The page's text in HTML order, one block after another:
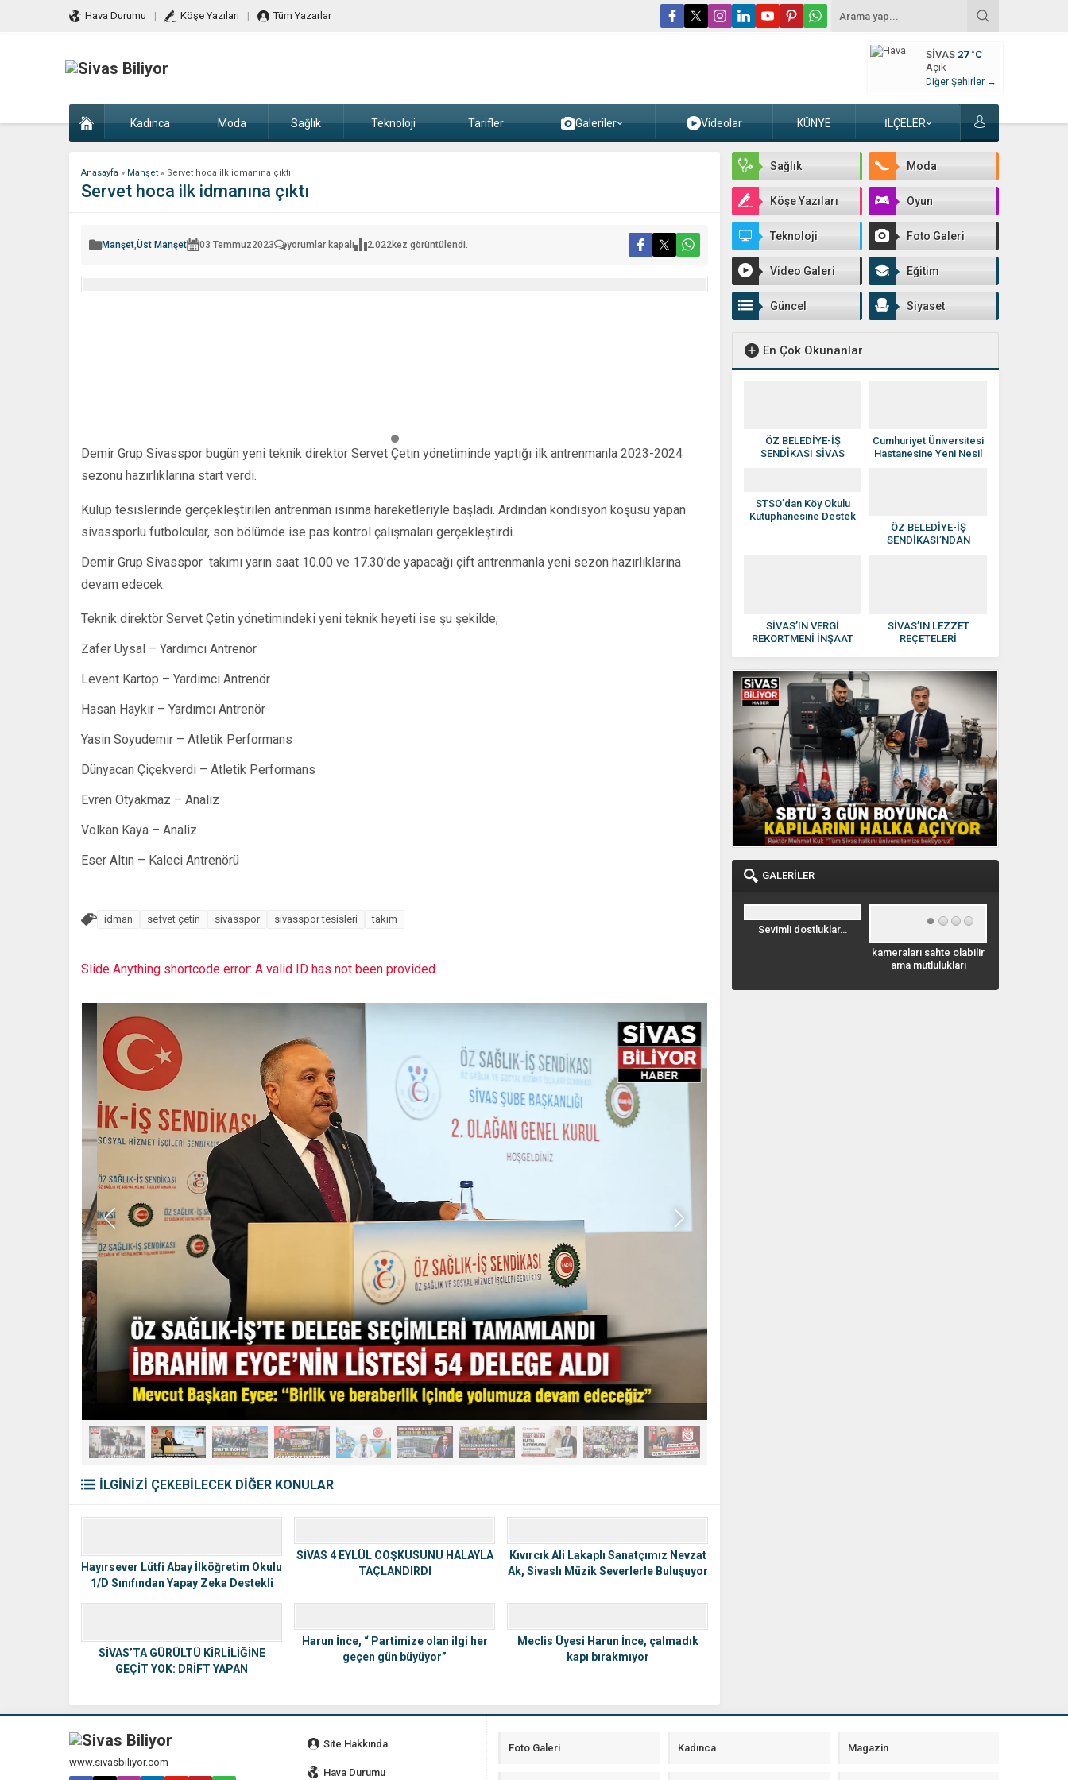
Hava Durumu Köşe Yazıları Tüm Yazarlar
SIVAS 27 °C
Açık
Diğer Şehirler →
Kadınca Moda Sağlık Teknoloji Tarifler Galeriler Videolar KÜNYE İLÇELER
Anasayfa » Manşet » Servet hoca ilk idmanına çıktı
Servet hoca ilk idmanına çıktı
Manşet,Üst Manşet 03 Temmuz2023
Servet
idmanına
yorumlar kapalı 2.022kez görüntülendi.
Demir Grup Sivasspor bugün yeni teknik direktör Servet Çetin yönetiminde yaptığı ilk antrenmanla 2023-2024
sezonu hazırlıklarına start verdi.
Kulüp tesislerinde gerçekleştirilen antrenman ısınma hareketleriyle başladı. Ardından kondisyon koşusu yapan
sivassporlu futbolcular, son bölümde ise pas kontrol çalışmaları gerçekleştirdi.
Demir Grup Sivasspor takımı yarın saat 10.00 ve 17.30’de yapacağı çift antrenmanla yeni sezon hazırlıklarına
devam edecek.
Teknik direktör Servet Çetin yönetimindeki yeni teknik heyeti ise şu şekilde;
Zafer Uysal – Yardımcı Antrenör
Levent Kartop – Yardımcı Antrenör
Hasan Haykır – Yardımcı Antrenör
Yasin Soyudemir – Atletik Performans
Dünyacan Çiçekverdi – Atletik Performans
Evren Otyakmaz – Analiz
Volkan Kaya – Analiz
Eser Altın – Kaleci Antrenörü
idman sefvet çetin sivasspor sivasspor tesisleri takım
Slide Anything shortcode error: A valid ID has not been provided
İLGİNİZİ ÇEKEBİLECEK DİĞER KONULAR
Hayırsever Lütfi Abay İlköğretim Okulu
1/D Sınıfından Yapay Zeka Destekli
SİVAS 4 EYLÜL COŞKUSUNU HALAYLA
TAÇLANDIRDI
Kıvırcık Ali Lakaplı Sanatçımız Nevzat
Ak, Sivaslı Müzik Severlerle Buluşuyor
SİVAS’TA GÜRÜLTÜ KİRLİLİĞİNE
GEÇİT YOK: DRİFT YAPAN
Harun İnce, “ Partimize olan ilgi her
geçen gün büyüyor”
Meclis Üyesi Harun İnce, çalmadık
kapı bırakmıyor
Sağlık Moda
Köşe Yazıları Oyun
Teknoloji Foto Galeri
Video Galeri Eğitim
Güncel Siyaset
En Çok Okunanlar
ÖZ BELEDİYE-İŞ
SENDİKASI SİVAS
Cumhuriyet Üniversitesi
Hastanesine Yeni Nesil
STSO’dan Köy Okulu
Kütüphanesine Destek
ÖZ BELEDİYE-İŞ
SENDİKASI’NDAN
SİVAS’IN VERGİ
REKORTMENİ İNŞAAT
ADI OLDU
SİVAS’IN LEZZET
REÇETELERİ
KAZANDIRILIYOR
GALERİLER
Sevimli dostluklar…
kameraları sahte olabilir
ama mutlulukları
www.sivasbiliyor.com
Site Hakkında
Hava Durumu
Foto Galeri Kadınca Magazin